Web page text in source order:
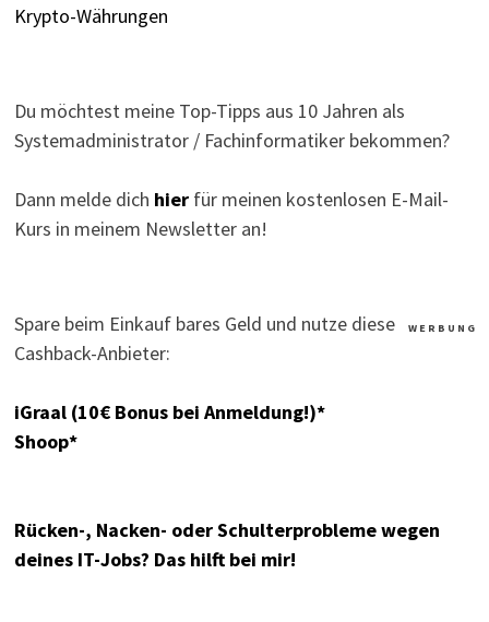
Krypto-Währungen
Du möchtest meine Top-Tipps aus 10 Jahren als
Systemadministrator / Fachinformatiker bekommen?
Dann melde dich hierfür meinen kostenlosen E-Mail-
Kurs in meinem Newsletter an!
W E R B U N G
Spare beim Einkauf bares Geld und nutze diese
Cashback-Anbieter:
iGraal (10€ Bonus bei Anmeldung!)*
Shoop*
Rücken-, Nacken- oder Schulterprobleme wegen
deines IT-Jobs? Das hilft bei mir!